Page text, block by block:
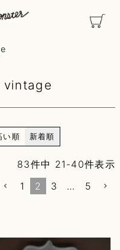
vintage
い順 新着順
83件中 21 -40件表示
1
2 3 … 5